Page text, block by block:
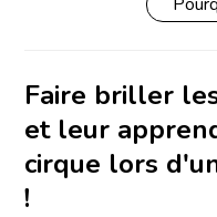
Faire briller
et leur
cirque lors
!